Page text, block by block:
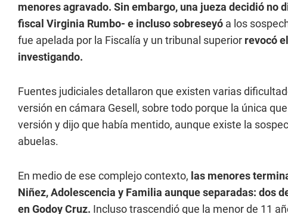
menores agravado. Sin embargo, una jueza decidió
fiscal Virginia Rumbo- e incluso sobreseyó a los
fue apelada por la Fiscalía y un tribunal superior revocó
investigando.
Fuentes judiciales detallaron que existen varias
versión en cámara Gesell, sobre todo porque la única
versión y dijo que había mentido, aunque existe la
abuelas.
En medio de ese complejo contexto, las menores
Niñez, Adolescencia y Familia aunque separadas: dos
en Godoy Cruz. Incluso trascendió que la menor de 11